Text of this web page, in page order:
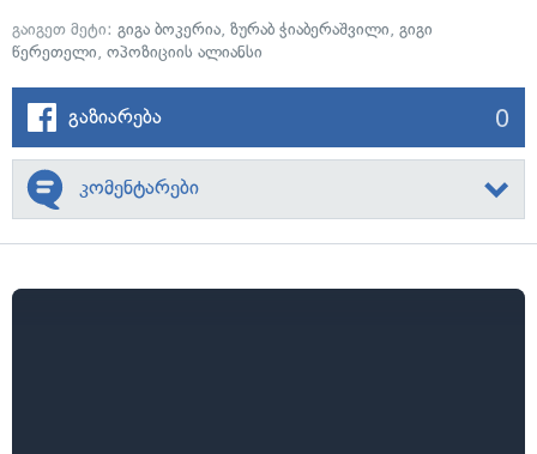
გაიგეთ მეტი: გიგა ბოკერია, ზურაბ ჭიაბერაშვილი, გიგი
წერეთელი, ოპოზიციის ალიანსი
გაზიარება 0
კომენტარები